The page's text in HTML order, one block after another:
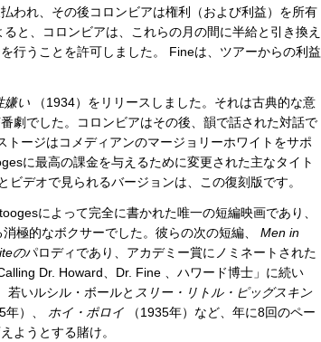
われ、その後コロンビアは権利（および利益）を所有
と、コロンビアは、これらの月の間に半給と引き換え
行うことを許可しました。 Fineは、ツアーからの利益
嫌い （1934）をリリースしました。それは古典的な意
劇でした。コロンビアはその後、韻で話された対話で
ージはコメディアンのマージョリーホワイトをサポ
に最高の課金を与えるために変更された主なタイト
デオで見られるバージョンは、この復刻版です。
によって完全に書かれた唯一の短編映画であり、
極的なボクサーでした。彼らの次の短編、 Men in
のパロディであり、アカデミー賞にノミネートされた
Dr. Howard、Dr. Fine 、ハワード博士」に続い
若いルシル・ボールと スリー・リトル・ピッグスキン
）、 ホイ・ポロイ （1935年）など、年に8回のペー
ようとする賭け。